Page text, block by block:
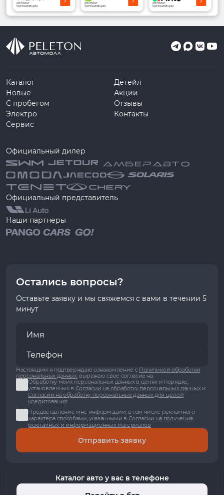
рейтинг
организации
рейтинг
организации
рейтинг
организации
Каталог
Новые
С пробегом
Электро
Сервис
Детейл
Акции
Отзывы
Контакты
Официальный дилер
Официальный представитель
Наши партнеры
Остались вопросы?
Оставьте заявку и мы свяжемся с вами в течении 5
минут
Настоящим я подтверждаю ознакомление с Политикой обработки
персональных данных, выражаю свое согласие на:
Обработку моих персональных данных в целях и порядке,
установленных в Согласии на обработку персональных данныхи
Согласии на обработку персональных данных для целей
кредитования
Предоставление мне информации, в том числе рекламного
характера способами, указанными в Согласии на получение
рекламных и информационных материалов
Отправить заявку
Каталог авто у вас в телефоне